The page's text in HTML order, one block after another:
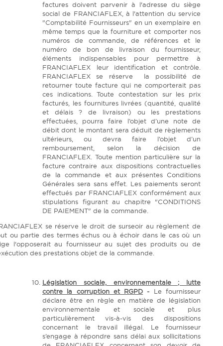
factures doivent parvenir à l'adresse du siège
social de FRANCIAFLEX, à l'attention du service
"Comptabilité Fournisseurs" en un exemplaire en
même temps que la fourniture et comporter nos
numéros de commande, de références et le
numéro de bon de livraison du fournisseur,
éléments indispensables pour permettre à
FRANCIAFLEX leur identification et contrôle.
FRANCIAFLEX se réserve la possibilité de
retourner toute facture qui ne comporterait pas
ces indications. Toute contestation sur les prix
facturés, les fournitures livrées (quantité, qualité
et délais ? de livraison) ou les prestations
effectuées, pourra faire l’objet d’une note de
débit dont le montant sera déduit de règlements
ultérieurs, ou devra faire l’objet d’un
remboursement, selon la décision de
FRANCIAFLEX. Toute mention particulière sur la
facture contraire aux dispositions contractuelles
de la commande et aux présentes Conditions
Générales sera sans effet. Les paiements seront
effectués par FRANCIAFLEX conformément aux
stipulations figurant au chapitre "CONDITIONS
DE PAIEMENT" de la commande.
se réserve le droit de surseoir au règlement de
ou partie des termes échus ou à échoir dans le cas où un
l'opposerait au fournisseur au sujet des produits ou de
des prestations objet de la commande.
Législation sociale, environnementale ; lutte
contre la corruption et RGPD - Le fournisseur
déclare être en règle en matière de législation
environnementale et sociale et plus
particulièrement vis-à-vis des dispositions
concernant le travail illégal. Le fournisseur
s’engage à répondre sans délai aux sollicitations